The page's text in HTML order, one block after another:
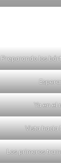
Preparando los
Ya en el
Vista hacia
Los primeros